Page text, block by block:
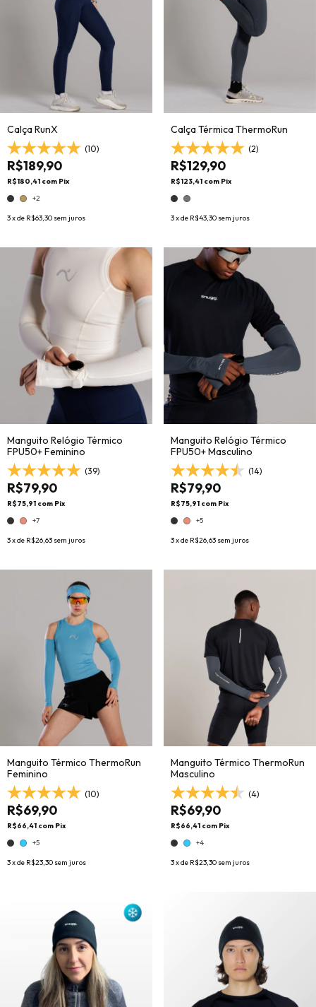
Calça RunX
(10)
R$189,90
R$180,41 com Pix
+2
3x de R$63,30 sem juros
Calça Térmica ThermoRun
(2)
R$129,90
R$123,41 com Pix
3x de R$43,30 sem juros
Manguito Relógio Térmico
FPU50+ Feminino
(39)
R$79,90
R$75,91 com Pix
+7
3x de R$26,63 sem juros
Manguito Relógio Térmico
FPU50+ Masculino
(14)
R$79,90
R$75,91 com Pix
+5
3x de R$26,63 sem juros
Manguito Térmico ThermoRun
Feminino
(10)
R$69,90
R$66,41 com Pix
+5
3x de R$23,30 sem juros
Manguito Térmico ThermoRun
Masculino
(4)
R$69,90
R$66,41 com Pix
+4
3x de R$23,30 sem juros